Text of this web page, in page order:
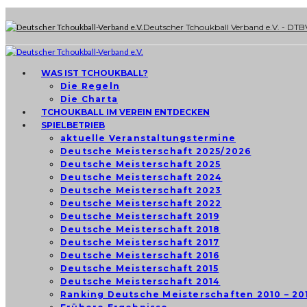
Deutscher Tchoukball Verband e.V. -
WAS IST TCHOUKBALL?
Die Regeln
Die Charta
TCHOUKBALL IM VEREIN ENTDECKEN
SPIELBETRIEB
aktuelle Veranstaltungstermine
Deutsche Meisterschaft 2025/2026
Deutsche Meisterschaft 2025
Deutsche Meisterschaft 2024
Deutsche Meisterschaft 2023
Deutsche Meisterschaft 2022
Deutsche Meisterschaft 2019
Deutsche Meisterschaft 2018
Deutsche Meisterschaft 2017
Deutsche Meisterschaft 2016
Deutsche Meisterschaft 2015
Deutsche Meisterschaft 2014
Ranking Deutsche Meisterschaften 2010 –